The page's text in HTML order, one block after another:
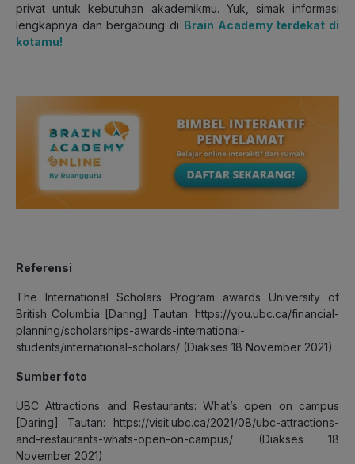
privat untuk kebutuhan akademikmu. Yuk, simak informasi
lengkapnya dan bergabung di Brain Academy terdekat di
kotamu!
Referensi
The International Scholars Program awards University of
British Columbia [Daring] Tautan: https://you.ubc.ca/financial-
planning/scholarships-awards-international-
students/international-scholars/ (Diakses 18 November 2021)
Sumber foto
UBC Attractions and Restaurants: What’s open on campus
[Daring] Tautan: https://visit.ubc.ca/2021/08/ubc-attractions-
and-restaurants-whats-open-on-campus/ (Diakses 18
November 2021)